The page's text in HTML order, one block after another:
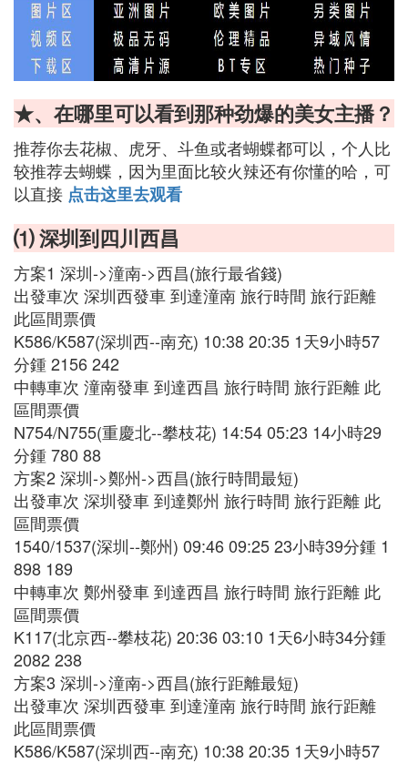
★、在哪里可以看到那种劲爆的美女主播？
推荐你去花椒、虎牙、斗鱼或者蝴蝶都可以，个人比
较推荐去蝴蝶，因为里面比较火辣还有你懂的哈，可
以直接 点击这里去观看
⑴ 深圳到四川西昌
方案1 深圳->潼南->西昌(旅行最省錢)
出發車次 深圳西發車 到達潼南 旅行時間 旅行距離
此區間票價
K586/K587(深圳西--南充) 10:38 20:35 1天9小時57
分鍾 2156 242
中轉車次 潼南發車 到達西昌 旅行時間 旅行距離 此
區間票價
N754/N755(重慶北--攀枝花) 14:54 05:23 14小時29
分鍾 780 88
方案2 深圳->鄭州->西昌(旅行時間最短)
出發車次 深圳發車 到達鄭州 旅行時間 旅行距離 此
區間票價
1540/1537(深圳--鄭州) 09:46 09:25 23小時39分鍾 1
898 189
中轉車次 鄭州發車 到達西昌 旅行時間 旅行距離 此
區間票價
K117(北京西--攀枝花) 20:36 03:10 1天6小時34分鍾
2082 238
方案3 深圳->潼南->西昌(旅行距離最短)
出發車次 深圳西發車 到達潼南 旅行時間 旅行距離
此區間票價
K586/K587(深圳西--南充) 10:38 20:35 1天9小時57